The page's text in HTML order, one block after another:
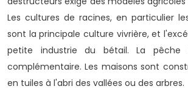
Les cultures de racines, en particulier
sont la principale culture vivrière, et
petite industrie du bétail. La pêche
complémentaire. Les maisons sont
en tuiles à l'abri des vallées ou des arbres.